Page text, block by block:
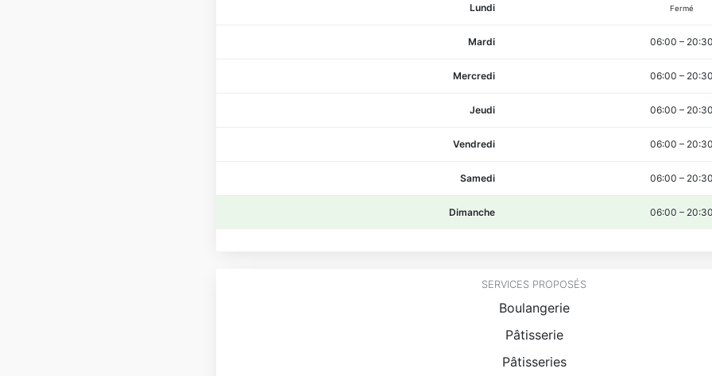
Lundi Fermé
Mardi 06:00 – 20:30
Mercredi 06:00 – 20:30
Jeudi 06:00 – 20:30
Vendredi 06:00 – 20:30
Samedi 06:00 – 20:30
Dimanche 06:00 – 20:30
SERVICES PROPOSÉS
Boulangerie
Pâtisserie
Pâtisseries